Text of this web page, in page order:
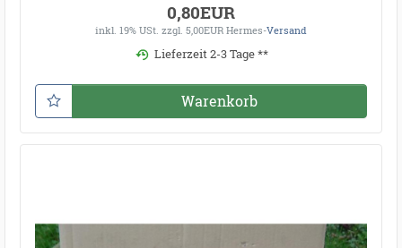
0,80EUR
inkl. 19% USt. zzgl. 5,00EUR Hermes-Versand
Lieferzeit 2-3 Tage **
Warenkorb